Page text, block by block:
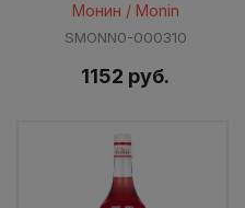
Монин / Monin
SMONN0-000310
1152 руб.